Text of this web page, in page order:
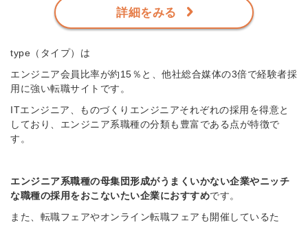
詳細をみる
type（タイプ）は
エンジニア会員比率が約15％と、他社総合媒体の3倍で経験者採
用に強い転職サイトです。
ITエンジニア、ものづくりエンジニアそれぞれの採用を得意と
しており、エンジニア系職種の分類も豊富である点が特徴で
す。
エンジニア系職種の母集団形成がうまくいかない企業やニッチ
な職種の採用をおこないたい企業におすすめです。
また、転職フェアやオンライン転職フェアも開催しているた